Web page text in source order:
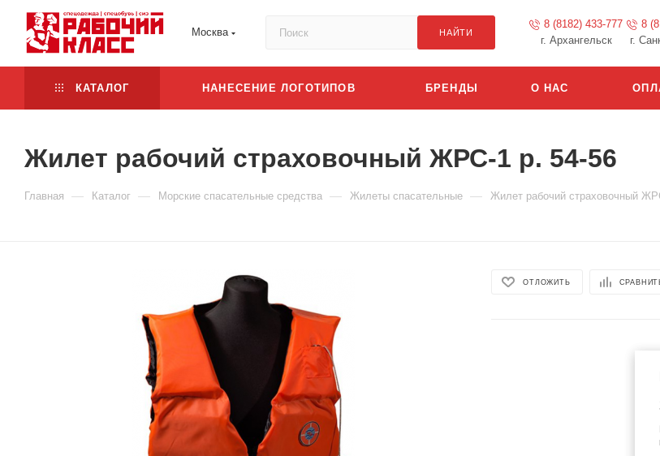
Москва НАЙТИ
8 (8182) 433-777
г. Архангельск
8
г.
КАТАЛОГ НАНЕСЕНИЕ ЛОГОТИПОВ БРЕНДЫ О НАС
Жилет рабочий страховочный ЖРС-1 р. 54-56
Главная — Каталог — Морские спасательные средства — Жилеты спасательные — Жилет рабочий страховочный
ОТЛОЖИТЬ